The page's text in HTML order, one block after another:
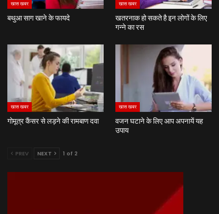
खास खबर
बथुआ साग खाने के फायदे
खास खबर
खतरनाक हो सकते है इन लोगों के लिए
गन्ने का रस
खास खबर
गोमूत्र कैंसर से लड़ने की रामबाण दवा
खास खबर
वजन घटाने के लिए आप अपनायें यह
उपाय
PREV NEXT 1 of 2